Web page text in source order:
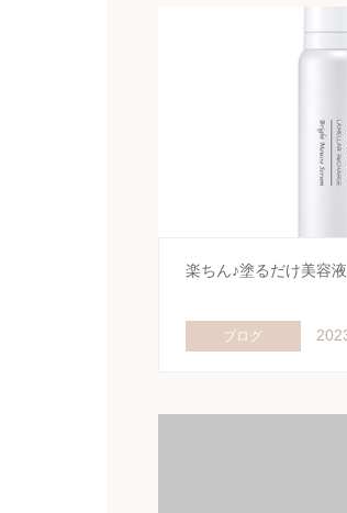
楽ちん♪塗るだけ美容
ブログ